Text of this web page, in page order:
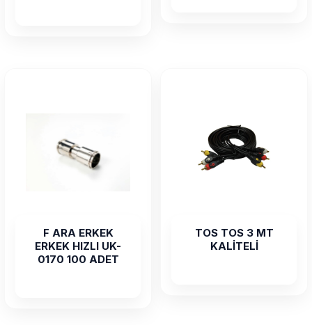
F ARA ERKEK
ERKEK HIZLI UK-
0170 100 ADET
TOS TOS 3 MT
KALİTELİ